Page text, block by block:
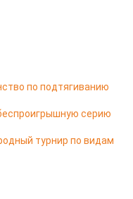
по подтягиванию
серию
турнир по видам